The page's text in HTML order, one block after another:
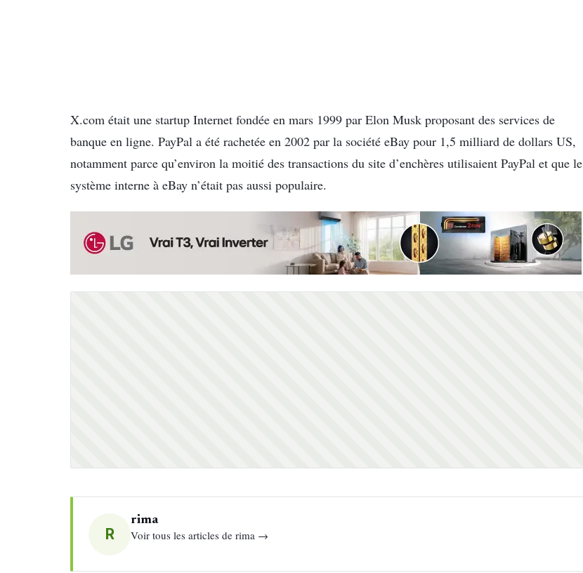
X.com était une startup Internet fondée en mars 1999 par Elon Musk proposant des services de
banque en ligne. PayPal a été rachetée en 2002 par la société eBay pour 1,5 milliard de dollars US,
notamment parce qu’environ la moitié des transactions du site d’enchères utilisaient PayPal et que le
système interne à eBay n’était pas aussi populaire.
R
rima
Voir tous les articles de rima →